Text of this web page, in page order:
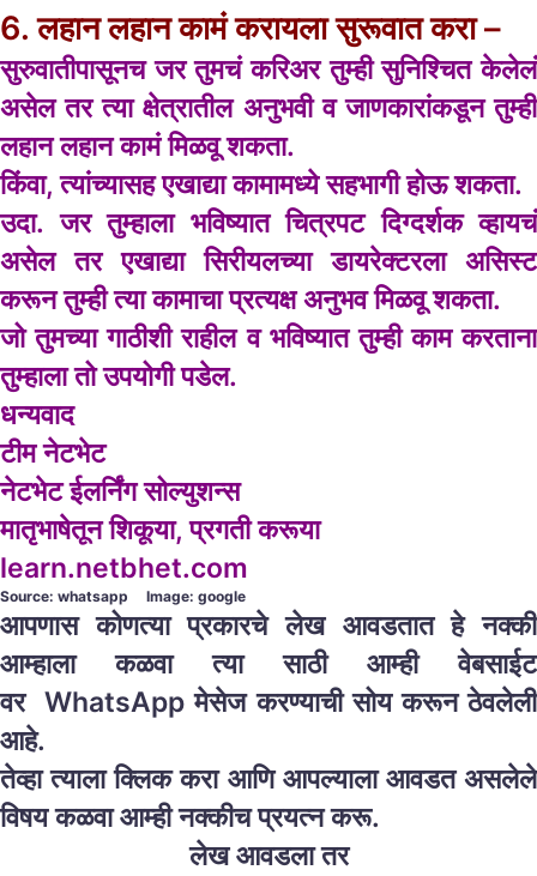
6. लहान लहान कामं करायला सुरूवात करा –
सुरुवातीपासूनच जर तुमचं करिअर तुम्ही सुनिश्चित केलेलं
असेल तर त्या क्षेत्रातील अनुभवी व जाणकारांकडून तुम्ही
लहान लहान कामं मिळवू शकता.
किंवा, त्यांच्यासह एखाद्या कामामध्ये सहभागी होऊ शकता.
उदा. जर तुम्हाला भविष्यात चित्रपट दिग्दर्शक व्हायचं
असेल तर एखाद्या सिरीयलच्या डायरेक्टरला असिस्ट
करून तुम्ही त्या कामाचा प्रत्यक्ष अनुभव मिळवू शकता.
जो तुमच्या गाठीशी राहील व भविष्यात तुम्ही काम करताना
तुम्हाला तो उपयोगी पडेल.
धन्यवाद
टीम नेटभेट
नेटभेट ईलर्निंग सोल्युशन्स
मातृभाषेतून शिकूया, प्रगती करूया
learn.netbhet.com
Source: whatsapp Image: google
आपणास कोणत्या प्रकारचे लेख आवडतात हे नक्की
आम्हाला कळवा त्या साठी आम्ही वेबसाईट
वर WhatsApp मेसेज करण्याची सोय करून ठेवलेली
आहे.
तेव्हा त्याला क्लिक करा आणि आपल्याला आवडत असलेले
विषय कळवा आम्ही नक्कीच प्रयत्न करू.
लेख आवडला तर